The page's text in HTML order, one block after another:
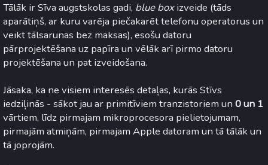
Tālāk ir Sīva augstskolas gadi, blue boxizveide (tāds
aparātiņš, ar kuru varēja piečakarēt telefonu operatorus un
veikt tālsarunas bez maksas), esošu datoru
pārprojektēšana uz papīra un vēlāk arī pirmo datoru
projektēšana un pat izveidošana.
Jāsaka, ka ne visiem interesēs detaļas, kurās Stīvs
iedziļinās - sākot jau ar primitīviem tranzistoriem un 0 un 1
vārtiem, līdz pirmajam mikroprocesora pielietojumam,
pirmajām atmiņām, pirmajam Apple datoram un tā tālāk un
tā joprojām.